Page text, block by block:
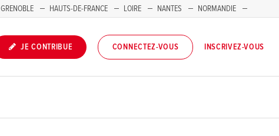
GRENOBLE HAUTS-DE-FRANCE LOIRE NANTES
NORMANDIE
JE CONTRIBUE CONNECTEZ-VOUS INSCRIVEZ-VOUS